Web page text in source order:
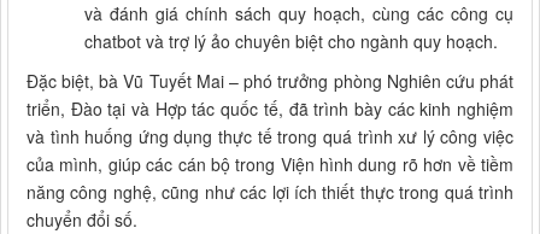
và đánh giá chính sách quy hoạch, cùng các công cụ
chatbot và trợ lý ảo chuyên biệt cho ngành quy hoạch.
Đặc biệt, bà Vũ Tuyết Mai – phó trưởng phòng Nghiên cứu phát
triển, Đào tại và Hợp tác quốc tế, đã trình bày các kinh nghiệm
và tình huống ứng dụng thực tế trong quá trình xư lý công việc
của mình, giúp các cán bộ trong Viện hình dung rõ hơn về tiềm
năng công nghệ, cũng như các lợi ích thiết thực trong quá trình
chuyển đổi số.